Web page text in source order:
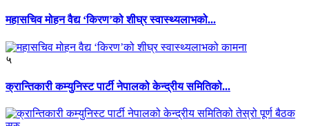
महासचिव मोहन वैद्य ‘किरण’को शीघ्र स्वास्थ्यलाभको...
५
क्रान्तिकारी कम्युनिस्ट पार्टी नेपालको केन्द्रीय समितिको...